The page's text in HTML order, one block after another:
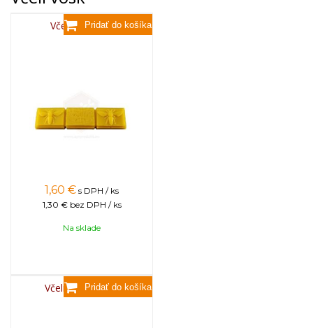
Včelí vosk,80g
1,60 € s DPH / ks
1,30 € bez DPH / ks
Na sklade
Včelí vosk, 3,5kg